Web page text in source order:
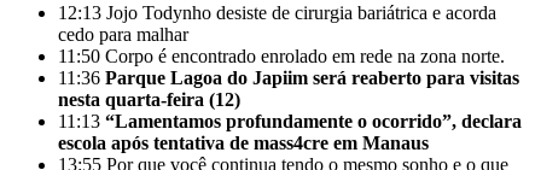
12:13 Jojo Todynho desiste de cirurgia bariátrica e acorda
cedo para malhar
11:50 Corpo é encontrado enrolado em rede na zona norte.
11:36 Parque Lagoa do Japiim será reaberto para visitas
nesta quarta-feira (12)
11:13 “Lamentamos profundamente o ocorrido”, declara
escola após tentativa de mass4cre em Manaus
13:55 Por que você continua tendo o mesmo sonho e o que